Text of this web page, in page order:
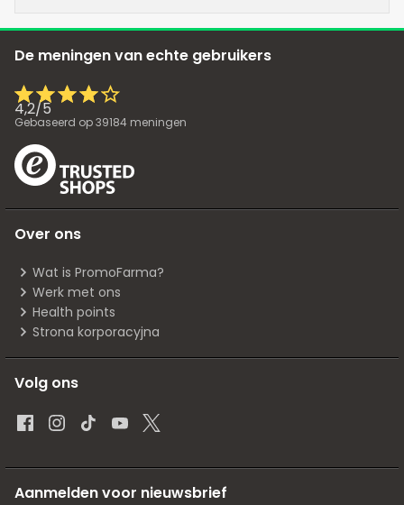
De meningen van echte gebruikers
4,2/5
Gebaseerd op39184 meningen
Over ons
Wat is PromoFarma?
Werk met ons
Health points
Strona korporacyjna
Volg ons
Aanmelden voor nieuwsbrief